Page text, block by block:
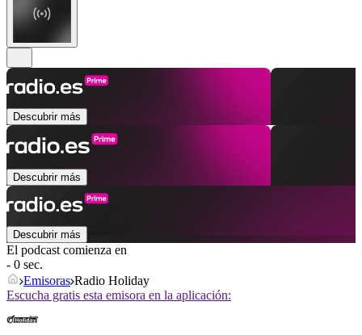
Descubrir más
Descubrir más
Descubrir más
El podcast comienza en
- 0 sec.
Emisoras Radio Holiday
Escucha gratis esta emisora en la aplicación: